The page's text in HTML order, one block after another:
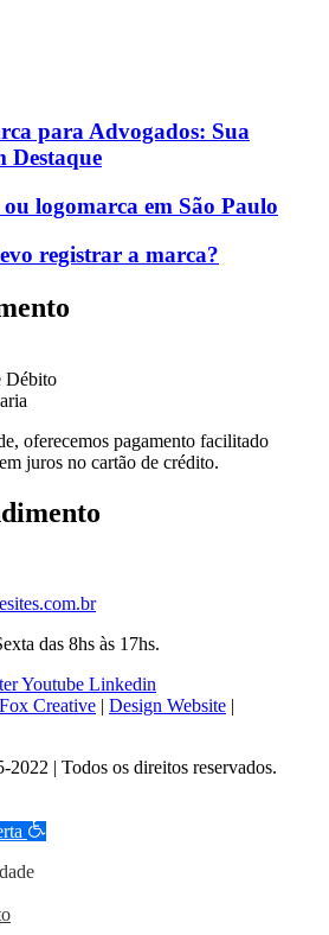
para Advogados: Sua
Destaque
logomarca em São Paulo
registrar a marca?
Débito
oferecemos pagamento facilitado
juros no cartão de crédito.
das 8hs às 17hs.
Youtube Linkedin
Fox Creative | Design Website |
2022 | Todos os direitos reservados.